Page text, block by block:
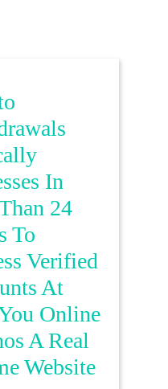
In
24
To
Verified
At
Online
A Real
WebsiteCrypto